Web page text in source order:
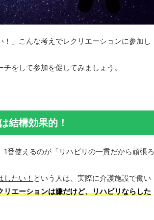
！」こんな考えでレクリエーションに参加し
をして参加を促してみましょう。
結構効果的！
1番使えるのが「リハビリの一貫だから頑張ろ
たい！ という人は、実際に介護施設で働い
リエーションは嫌だけど、リハビリならした